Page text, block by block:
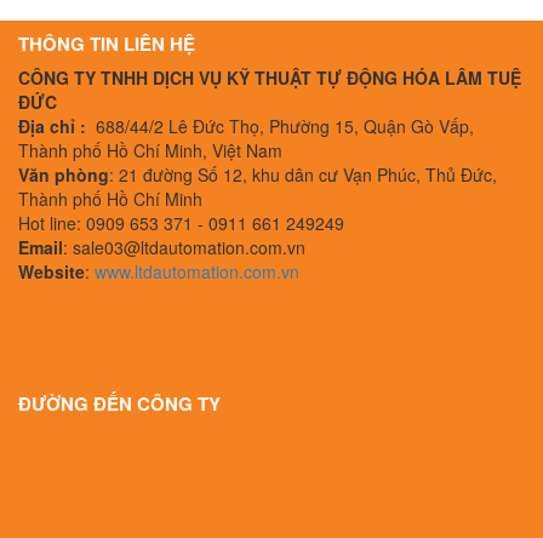
THÔNG TIN LIÊN HỆ
CÔNG TY TNHH DỊCH VỤ KỸ THUẬT TỰ ĐỘNG HÓA LÂM TUỆ
ĐỨC
Địa chỉ : 688/44/2 Lê Đức Thọ, Phường 15, Quận Gò Vấp,
Thành phố Hồ Chí Minh, Việt Nam
Văn phòng: 21 đường Số 12, khu dân cư Vạn Phúc, Thủ Đức,
Thành phố Hồ Chí Minh
Hot line: 0909 653 371 - 0911 661 249249
Email: sale03@ltdautomation.com.vn
Website: www.ltdautomation.com.vn
ĐƯỜNG ĐẾN CÔNG TY